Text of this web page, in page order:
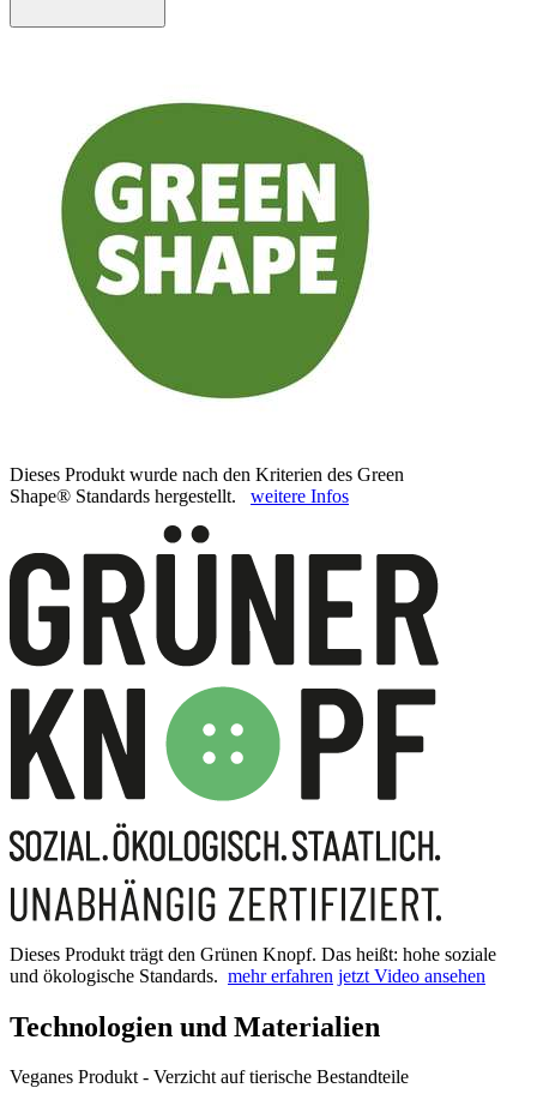
Dieses Produkt wurde nach den Kriterien des Green
Shape® Standards hergestellt. weitere Infos
Dieses Produkt trägt den Grünen Knopf. Das heißt: hohe soziale
und ökologische Standards. mehr erfahren jetzt Video ansehen
Technologien und Materialien
Veganes Produkt - Verzicht auf tierische Bestandteile